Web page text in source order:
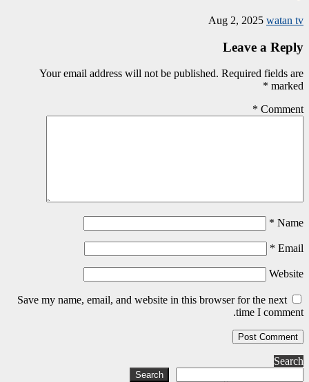
Aug 2, 2025 watan tv
Leave a Reply
Your email address will not be published. Required fields are
marked
*
Comment
*
Name
*
Email
*
Website
Save my name, email, and website in this browser for the next
time I comment.
Search
Search